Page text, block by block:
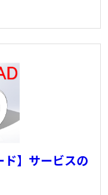
ド】サービスの